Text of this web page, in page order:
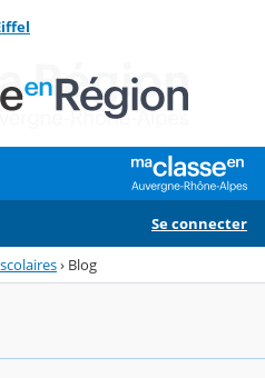
Se connecter
› Blog